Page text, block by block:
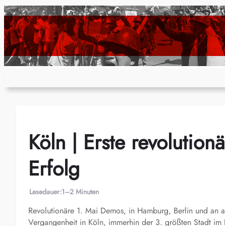
Zum
Inhalt
springen
Köln | Erste
Erfolg
Lesedauer:1–2 Minuten
Revolutionäre 1. Mai Demos, in Hamburg, Berlin und an
Vergangenheit in Köln, immerhin der 3. größten Stadt